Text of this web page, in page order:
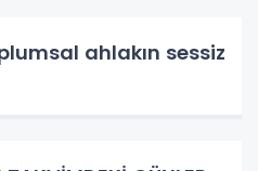
ahlakın sessiz